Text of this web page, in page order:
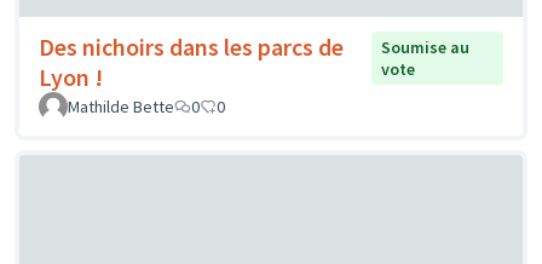
Des nichoirs dans les parcs de
Lyon !
Soumise au
vote
Mathilde Bette
0 0